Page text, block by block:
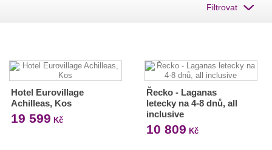
Filtrovat
Hotel Eurovillage
Achilleas, Kos
19 599 Kč
Řecko - Laganas
letecky na 4-8 dnů, all
inclusive
10 809 Kč